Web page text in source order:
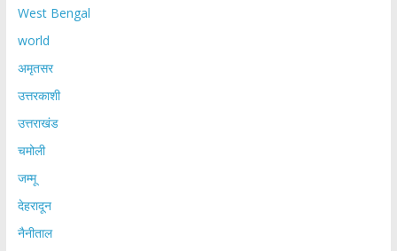
West Bengal
world
अमृतसर
उत्तरकाशी
उत्तराखंड
चमोली
जम्मू
देहरादून
नैनीताल